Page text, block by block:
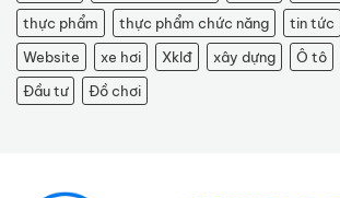
thực phẩm
thực phẩm chức năng tin tức
Website
xe hơi Xklđ xây dựng Ô tô
Đầu tư
Đồ chơi